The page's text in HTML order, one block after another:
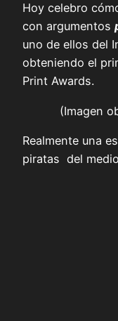
Hoy celebro
con argumentos
uno de ellos del
obteniendo el
Print Awards.
(Imagen
Realmente una
piratas del